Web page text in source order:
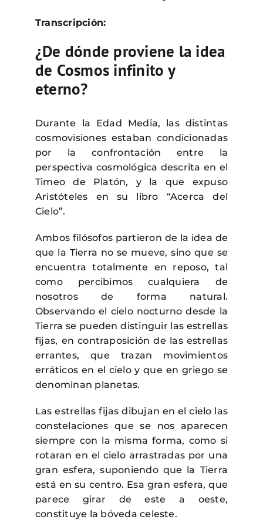
Transcripción:
¿De dónde proviene la idea
de Cosmos infinito y
eterno?
Durante la Edad Media, las distintas
cosmovisiones estaban condicionadas
por la confrontación entre la
perspectiva cosmológica descrita en el
Timeo de Platón, y la que expuso
Aristóteles en su libro “Acerca del
Cielo”.
Ambos filósofos partieron de la idea de
que la Tierra no se mueve, sino que se
encuentra totalmente en reposo, tal
como percibimos cualquiera de
nosotros de forma natural.
Observando el cielo nocturno desde la
Tierra se pueden distinguir las estrellas
fijas, en contraposición de las estrellas
errantes, que trazan movimientos
erráticos en el cielo y que en griego se
denominan planetas.
Las estrellas fijas dibujan en el cielo las
constelaciones que se nos aparecen
siempre con la misma forma, como si
rotaran en el cielo arrastradas por una
gran esfera, suponiendo que la Tierra
está en su centro. Esa gran esfera, que
parece girar de este a oeste,
constituye la bóveda celeste.